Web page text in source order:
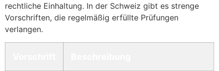
rechtliche Einhaltung. In der Schweiz gibt es strenge
Vorschriften, die regelmäßig erfüllte Prüfungen
verlangen.